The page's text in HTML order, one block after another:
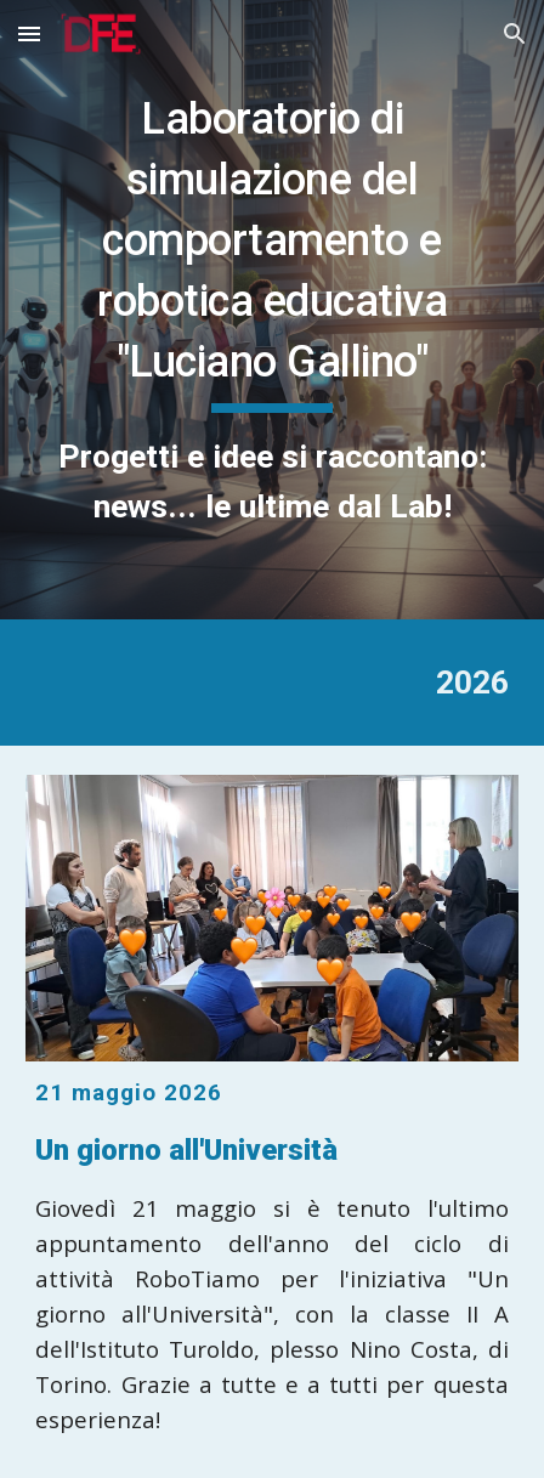
Skip to main content Skip to navigation
Laboratorio di
simulazione del
comportamento e
robotica educativa
"Luciano Gallino"
Progetti e idee si raccontano:
news... le ultime dal Lab!
2026
21 maggio 2026
Un giorno all'Università
Giovedì 21 maggio si è tenuto l'ultimo
appuntamento dell'anno del ciclo di
attività RoboTiamo per l'iniziativa "Un
giorno all'Università", con la classe II A
dell'Istituto Turoldo, plesso Nino Costa, di
Torino. Grazie a tutte e a tutti per questa
esperienza!